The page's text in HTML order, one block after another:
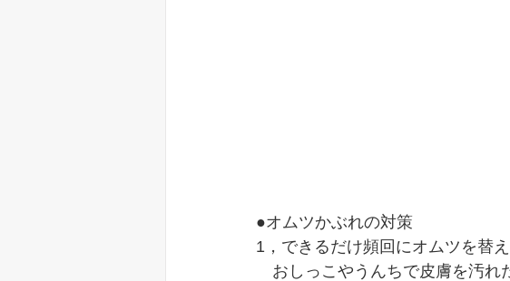
●オムツかぶれの対策
1，できるだけ頻回にオムツを替
おしっこやうんちで皮膚を汚れ